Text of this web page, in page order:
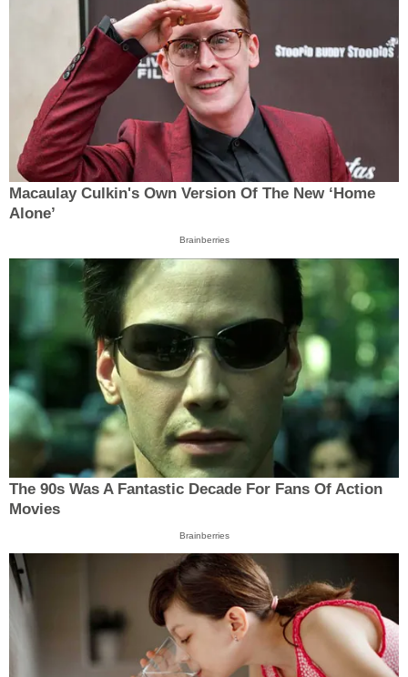
Macaulay Culkin's Own Version Of The New ‘Home
Alone’
Brainberries
The 90s Was A Fantastic Decade For Fans Of Action
Movies
Brainberries